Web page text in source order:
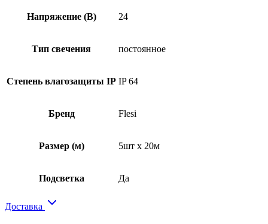
Напряжение (В) 24
Тип свечения постоянное
Степень влагозащиты IP IP 64
Бренд Flesi
Размер (м) 5шт x 20м
Подсветка Да
Доставка